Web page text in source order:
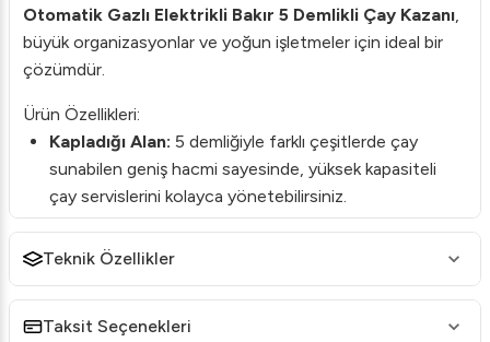
Otomatik Gazlı Elektrikli Bakır 5 Demlikli Çay Kazanı,
büyük organizasyonlar ve yoğun işletmeler için ideal bir
çözümdür.
Ürün Özellikleri:
Kapladığı Alan: 5 demliğiyle farklı çeşitlerde çay
sunabilen geniş hacmi sayesinde, yüksek kapasiteli
çay servislerini kolayca yönetebilirsiniz.
Kapasite:55 litre kapasiteli geniş hazne, kalabalık
gruplara hizmet vermenizi kolaylaştırır.
Malzeme:Dayanıklı bakır malzemeyle üretilmiştir,
böylece ısıyı daha uzun süre korur ve çayın lezzetini
Teknik Özellikler
Taksit Seçenekleri